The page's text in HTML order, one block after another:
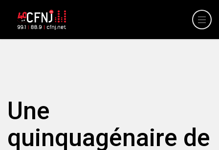
Une
quinquagénaire de